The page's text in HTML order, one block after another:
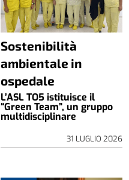
Sostenibilità
ambientale in
ospedale
L’ASL TO5 istituisce il
“Green Team”, un gruppo
multidisciplinare
31 LUGLIO 2026